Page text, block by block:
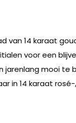
van 14 karaat
voor een
mooi te
in 14 karaat